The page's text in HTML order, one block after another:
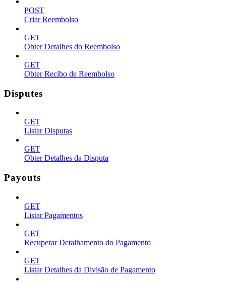
POST
Criar Reembolso
GET
Obter Detalhes do Reembolso
GET
Obter Recibo de Reembolso
Disputes
GET
Listar Disputas
GET
Obter Detalhes da Disputa
Payouts
GET
Listar Pagamentos
GET
Recuperar Detalhamento do Pagamento
GET
Listar Detalhes da Divisão de Pagamento